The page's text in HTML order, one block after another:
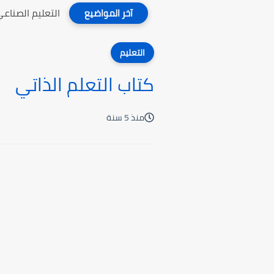
آخر المواضيع التعليم
التعليم
كتاب التعلم الذاتي
منذ 5 سنة